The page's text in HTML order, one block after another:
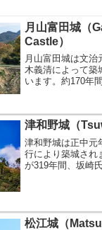
月山富田城（
Castle）
月山富田城は文治
木義清によって築
います。約170年
氏が城主となりま
年)に松江...
津和野城（
津和野城は正中元
行により築城され
が319年間、坂崎
により...
松江城（